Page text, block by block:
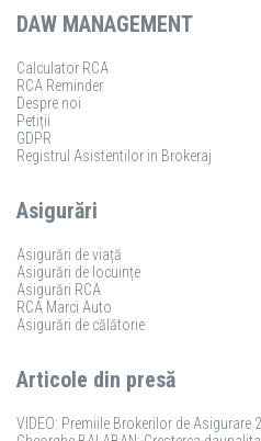
DAW MANAGEMENT
Calculator RCA
RCA Reminder
Despre noi
Petiții
GDPR
Registrul Asistentilor in Brokeraj
Asigurări
Asigurări de viață
Asigurări de locuințe
Asigurări RCA
RCA Marci Auto
Asigurări de călătorie
Articole din presă
VIDEO: Premiile Brokerilor de